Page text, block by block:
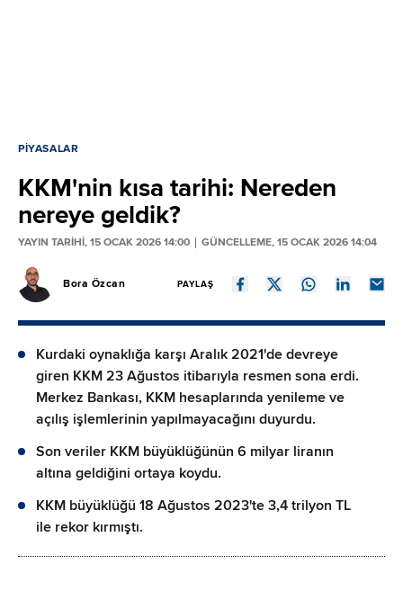
PIYASALAR
KKM'nin kısa tarihi: Nereden
nereye geldik?
YAYIN TARİHİ, 15 OCAK 2026 14:00 GÜNCELLEME, 15 OCAK 2026 14:04
Bora Özcan PAYLAŞ
Kurdaki oynaklığa karşı Aralık 2021'de devreye
giren KKM 23 Ağustos itibarıyla resmen sona erdi.
Merkez Bankası, KKM hesaplarında yenileme ve
açılış işlemlerinin yapılmayacağını duyurdu.
Son veriler KKM büyüklüğünün 6 milyar liranın
altına geldiğini ortaya koydu.
KKM büyüklüğü 18 Ağustos 2023'te 3,4 trilyon TL
ile rekor kırmıştı.